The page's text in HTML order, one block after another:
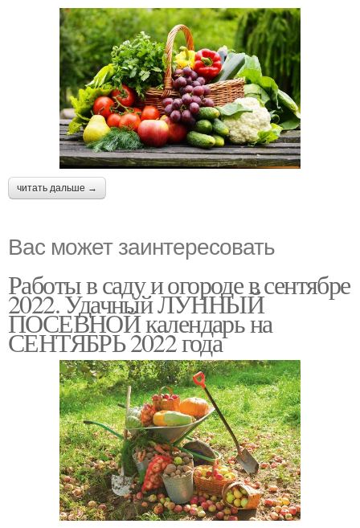
читать дальше →
Вас может заинтересовать
Работы в саду и огороде в сентябре
2022. Удачный ЛУННЫЙ
ПОСЕВНОЙ календарь на
СЕНТЯБРЬ 2022 года